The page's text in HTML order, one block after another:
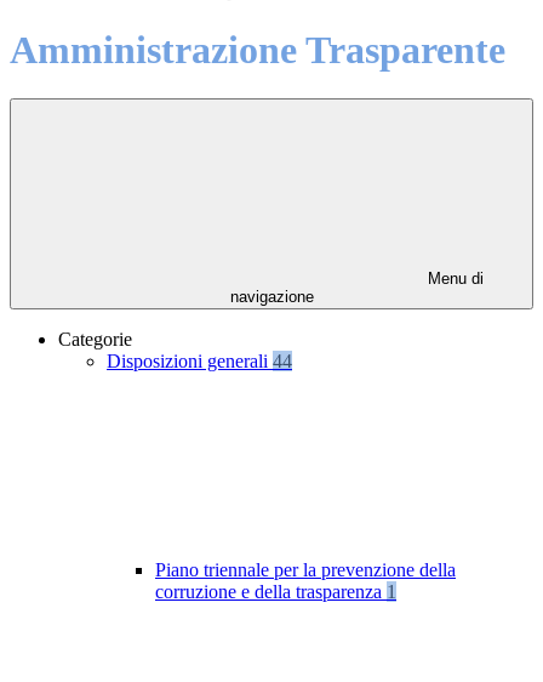
Amministrazione Trasparente
Menu di
navigazione
Categorie
Disposizioni generali 44
Piano triennale per la prevenzione della
corruzione e della trasparenza 1